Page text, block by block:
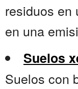
residuos en
en una
Suelos
Suelos con